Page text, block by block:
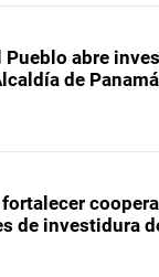
Pueblo abre
de Panamá
de investidura